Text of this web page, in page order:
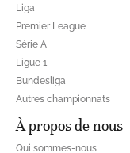
Liga
Premier League
Série A
Ligue 1
Bundesliga
Autres championnats
À propos de nous
Qui sommes-nous